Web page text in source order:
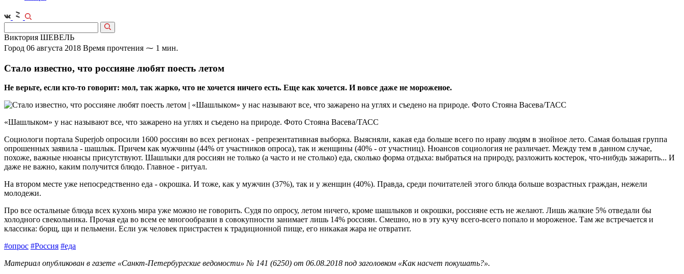
Виктория ШЕВЕЛЬ
Город 06 августа 2018 Время прочтения ⁓ 1 мин.
Стало известно, что россияне любят поесть летом
Не верьте, если кто-то говорит: мол, так жарко, что не хочется ничего есть. Еще как хочется. И вовсе даже не мороженое.
«Шашлыком» у нас называют все, что зажарено на углях и съедено на природе. Фото Стояна Васева/ТАСС
Социологи портала Superjob опросили 1600 россиян во всех регионах - репрезентативная выборка. Выясняли, какая еда больше всего по нраву людям в знойное лето. Самая большая группа
опрошенных заявила - шашлык. Причем как мужчины (44% от участников опроса), так и женщины (40% - от участниц). Нюансов социология не различает. Между тем в данном случае,
похоже, важные нюансы присутствуют. Шашлыки для россиян не только (а часто и не столько) еда, сколько форма отдыха: выбраться на природу, разложить костерок, что-нибудь зажарить... И
даже не важно, каким получится блюдо. Главное - ритуал.
На втором месте уже непосредственно еда - окрошка. И тоже, как у мужчин (37%), так и у женщин (40%). Правда, среди почитателей этого блюда больше возрастных граждан, нежели
молодежи.
Про все остальные блюда всех кухонь мира уже можно не говорить. Судя по опросу, летом ничего, кроме шашлыков и окрошки, россияне есть не желают. Лишь жалкие 5% отведали бы
холодного свекольника. Прочая еда во всем ее многообразии в совокупности занимает лишь 14% россиян. Смешно, но в эту кучу всего-всего попало и мороженое. Там же встречается и
классика: борщ, щи и пельмени. Если уж человек пристрастен к традиционной пище, его никакая жара не отвратит.
#опрос #Россия #еда
Материал опубликован в газете «Санкт-Петербургские ведомости» № 141 (6250) от 06.08.2018 под заголовком «Как насчет покушать?».